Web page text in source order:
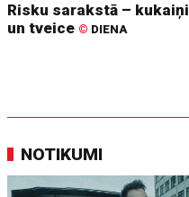
Risku sarakstā – kukaiņi
un tveice © DIENA
NOTIKUMI